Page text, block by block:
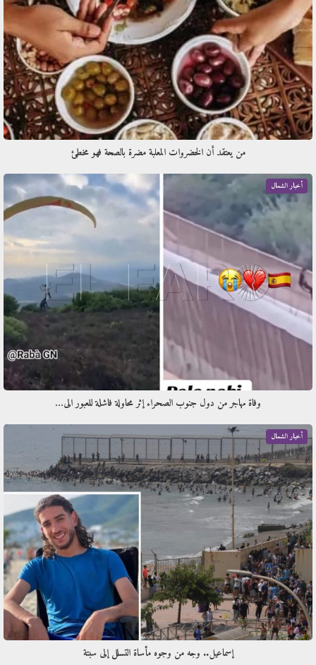
من يعتقد أن الخضروات المعلبة مضرة بالصحة فهو مخطئ
أخبار الشمال
وفاة مهاجر من دول جنوب الصحراء إثر محاولة فاشلة للعبور الى…
أخبار الشمال
إسماعيل.. وجه من وجوه مأساة التسلل إلى سبتة